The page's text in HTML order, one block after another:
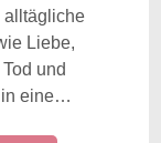
alltägliche
Liebe,
und
in eine…